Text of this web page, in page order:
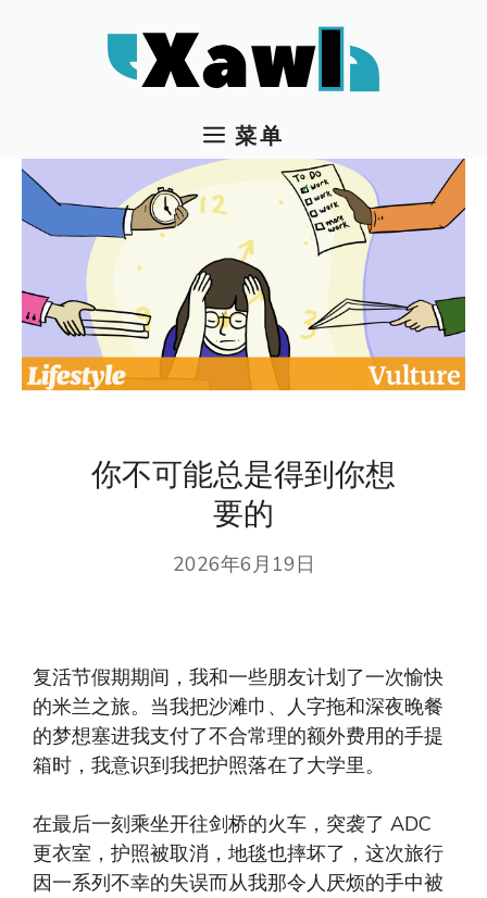
菜单
你不可能总是得到你想
要的
2026年6月19日
复活节假期期间，我和一些朋友计划了一次愉快
的米兰之旅。当我把沙滩巾、人字拖和深夜晚餐
的梦想塞进我支付了不合常理的额外费用的手提
箱时，我意识到我把护照落在了大学里。
在最后一刻乘坐开往剑桥的火车，突袭了 ADC
更衣室，护照被取消，地毯也摔坏了，这次旅行
因一系列不幸的失误而从我那令人厌烦的手中被